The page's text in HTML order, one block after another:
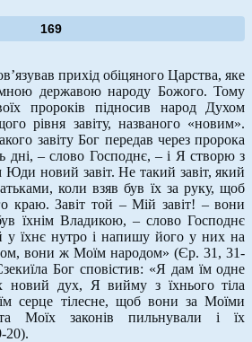
169
прихід обіцяного Царства, яке
державою народу Божого. Тому
пророків підносив народ Духом
рівня завіту, названого «новим».
завіту Бог передав через пророка
дні, – слово Господнє, – і Я створю з
Юди новий завіт. Не такий завіт, який
коли взяв був їх за руку, щоб
краю. Завіт той – Мій завіт! – вони
їхнім Владикою, – слово Господнє
їхнє нутро і напишу його у них на
вони ж Моїм народом» (Єр. 31, 31-
Бог сповістив: «Я дам їм одне
новий дух, Я вийму з їхнього тіла
серце тілесне, щоб вони за Моїми
Моїх законів пильнували і їх
20).